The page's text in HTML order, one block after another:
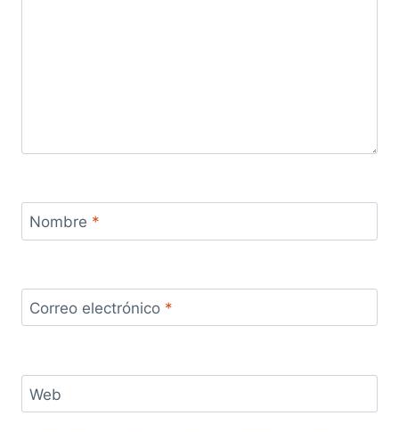
Nombre *
Correo electrónico *
Web